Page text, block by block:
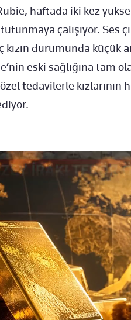
haftada iki kez
çalışıyor. Ses
kızın durumunda
eski sağlığına tam
tedavilerle